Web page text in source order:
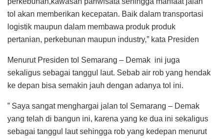
tol akan memberikan kecepatan. Baik dalam transportasi
logistik maupun dalam membawa produk produk
pertanian, perkebunan maupun industry,” kata Presiden
Menurut Presiden tol Semarang – Demak ini juga
sekaligus sebagai tanggul laut. Sebab air rob yang hendak
ke depan bisa semakin jauh dengan adanya tol ini.
” Saya sangat menghargai jalan tol Semarang – Demak
yang telah di bangun ini, karena yang ke dua ini sekaligus
sebagai tanggul laut sehingga rob yang kedepan menurut